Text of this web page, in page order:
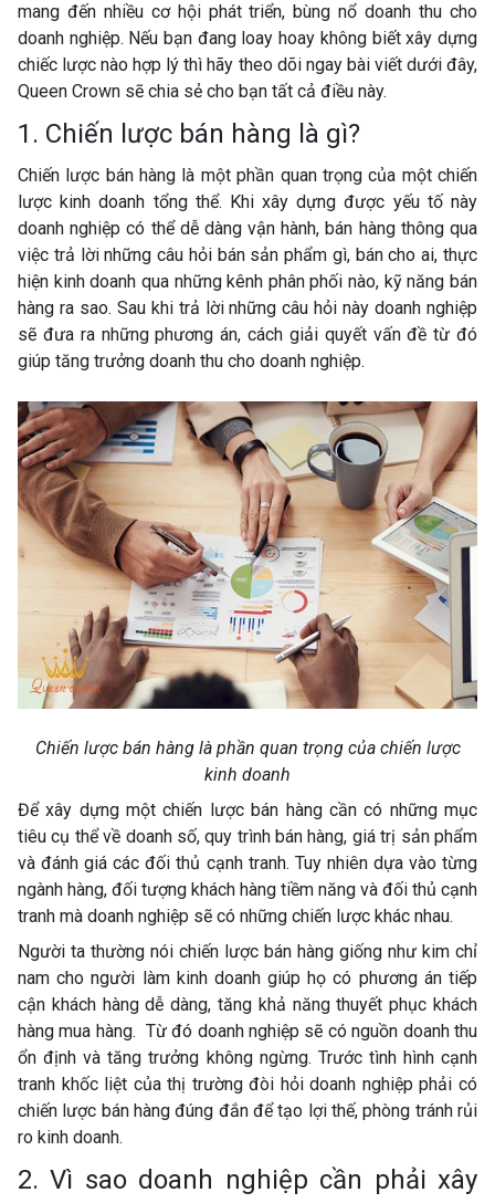
mang đến nhiều cơ hội phát triển, bùng nổ doanh thu cho
doanh nghiệp. Nếu bạn đang loay hoay không biết xây dựng
chiếc lược nào hợp lý thì hãy theo dõi ngay bài viết dưới đây,
Queen Crown sẽ chia sẻ cho bạn tất cả điều này.
1. Chiến lược bán hàng là gì?
Chiến lược bán hàng là một phần quan trọng của một chiến
lược kinh doanh tổng thể. Khi xây dựng được yếu tố này
doanh nghiệp có thể dễ dàng vận hành, bán hàng thông qua
việc trả lời những câu hỏi bán sản phẩm gì, bán cho ai, thực
hiện kinh doanh qua những kênh phân phối nào, kỹ năng bán
hàng ra sao. Sau khi trả lời những câu hỏi này doanh nghiệp
sẽ đưa ra những phương án, cách giải quyết vấn đề từ đó
giúp tăng trưởng doanh thu cho doanh nghiệp.
Chiến lược bán hàng là phần quan trọng của chiến lược
kinh doanh
Để xây dựng một chiến lược bán hàng cần có những mục
tiêu cụ thể về doanh số, quy trình bán hàng, giá trị sản phẩm
và đánh giá các đối thủ cạnh tranh. Tuy nhiên dựa vào từng
ngành hàng, đối tượng khách hàng tiềm năng và đối thủ cạnh
tranh mà doanh nghiệp sẽ có những chiến lược khác nhau.
Người ta thường nói chiến lược bán hàng giống như kim chỉ
nam cho người làm kinh doanh giúp họ có phương án tiếp
cận khách hàng dễ dàng, tăng khả năng thuyết phục khách
hàng mua hàng. Từ đó doanh nghiệp sẽ có nguồn doanh thu
ổn định và tăng trưởng không ngừng. Trước tình hình cạnh
tranh khốc liệt của thị trường đòi hỏi doanh nghiệp phải có
chiến lược bán hàng đúng đắn để tạo lợi thế, phòng tránh rủi
ro kinh doanh.
2. Vì sao doanh nghiệp cần phải xây